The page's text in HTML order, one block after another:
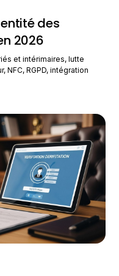
des
2026
et intérimaires, lutte
NFC, RGPD, intégration